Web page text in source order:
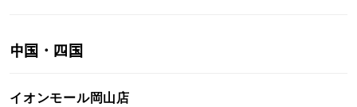
中国・四国
イオンモール岡山店